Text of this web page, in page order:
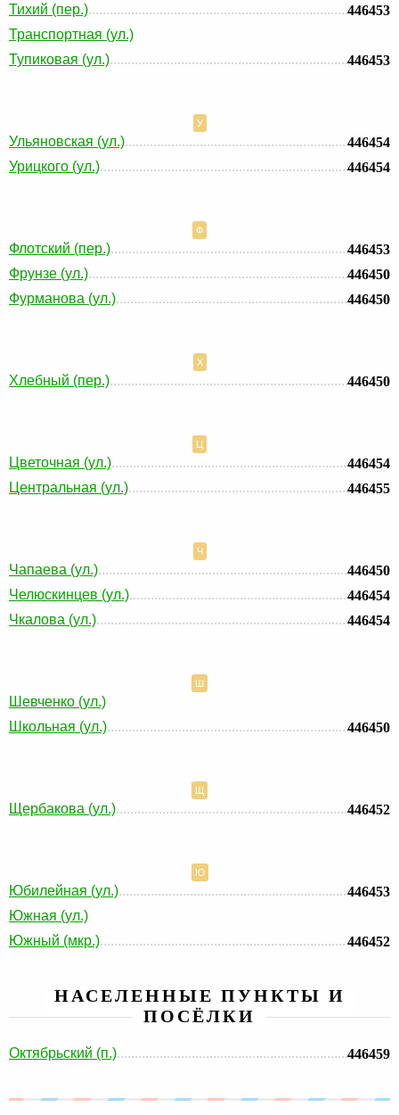
Тихий (пер.)
446453
Транспортная (ул.)
Тупиковая (ул.)
446453
У
Ульяновская (ул.)
446454
Урицкого (ул.)
446454
Ф
Флотский (пер.)
446453
Фрунзе (ул.)
446450
Фурманова (ул.)
446450
Х
Хлебный (пер.) 446450
Ц
Цветочная (ул.)
446454
Центральная (ул.)
446455
Ч
Чапаева (ул.)
446450
Челюскинцев (ул.)
446454
Чкалова (ул.)
446454
Ш
Шевченко (ул.)
Школьная (ул.)
446450
Щ
Щербакова (ул.) 446452
Ю
Юбилейная (ул.)
446453
Южная (ул.)
Южный (мкр.)
446452
НАСЕЛЕННЫЕ ПУНКТЫ И
ПОСЁЛКИ
Октябрьский (п.) 446459